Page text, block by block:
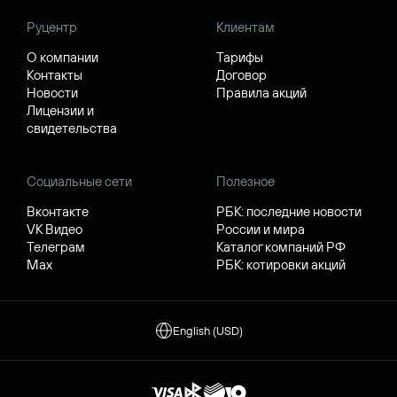
Руцентр
О компании
Контакты
Новости
Лицензии и
свидетельства
Клиентам
Тарифы
Договор
Правила акций
Социальные сети
Вконтакте
VK Видео
Телеграм
Max
Полезное
РБК: последние новости
России и мира
Каталог компаний РФ
РБК: котировки акций
English (USD)